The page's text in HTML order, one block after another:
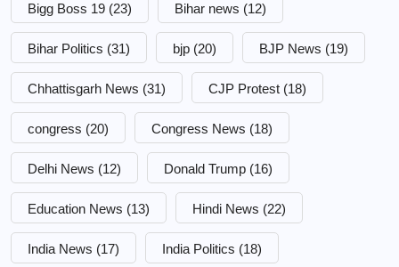
Bigg Boss 19 (23) Bihar news (12)
Bihar Politics (31) bjp (20) BJP News (19)
Chhattisgarh News (31) CJP Protest (18)
congress (20) Congress News (18)
Delhi News (12) Donald Trump (16)
Education News (13) Hindi News (22)
India News (17) India Politics (18)